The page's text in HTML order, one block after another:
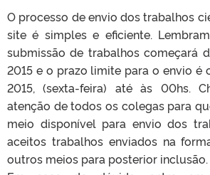
O processo de envio dos trabalhos
site é simples e eficiente.
submissão de trabalhos começará
2015 e o prazo limite para o envio é
2015, (sexta-feira) até às 00hs.
atenção de todos os colegas para
meio disponível para envio dos
aceitos trabalhos enviados na
outros meios para posterior inclusão.